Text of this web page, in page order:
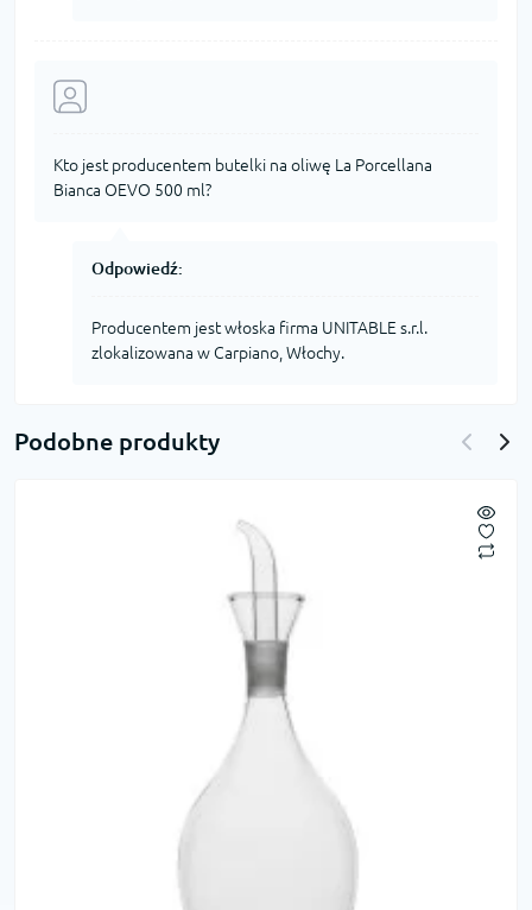
Kto jest producentem butelki na oliwę La Porcellana
Bianca OEVO 500 ml?
Odpowiedź:
Producentem jest włoska firma UNITABLE s.r.l.
zlokalizowana w Carpiano, Włochy.
Podobne produkty